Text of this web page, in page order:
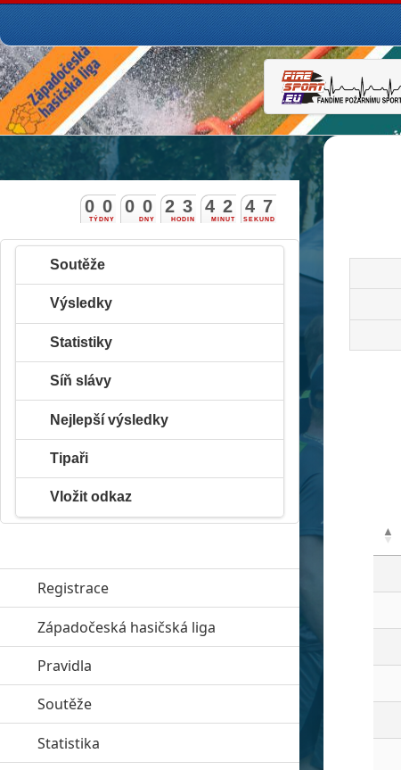
TÝDNY
0 0
DNY
0 0
HODIN
2 3
MINUT
4 2
SEKUND
4 6
Soutěže
Výsledky
Statistiky
Síň slávy
Nejlepší výsledky
Tipaři
Vložit odkaz
Registrace
Západočeská hasičská liga click to expand contents
Pravidla
Soutěže
Statistika